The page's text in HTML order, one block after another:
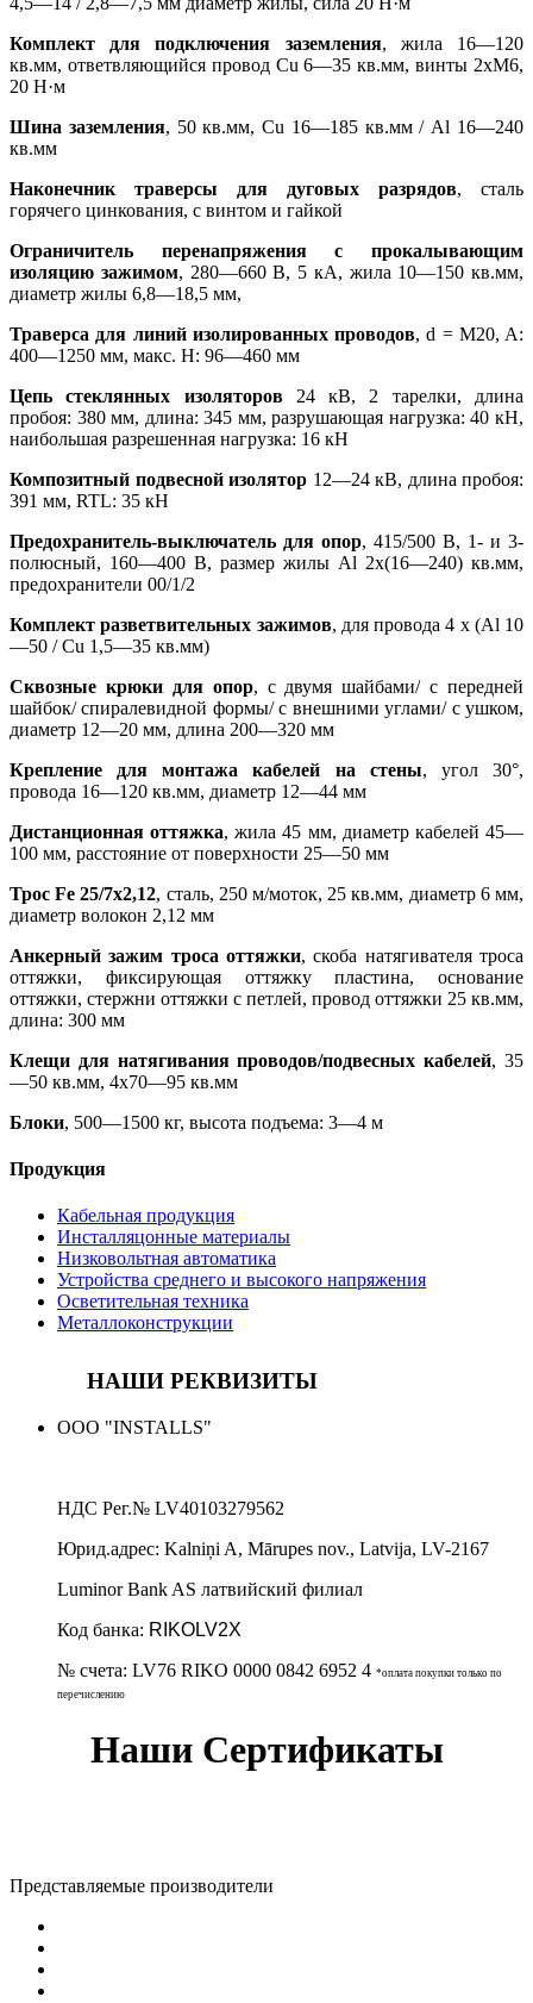
Комплект для подключения заземления, жила 16—120
кв.мм, ответвляющийся провод Cu 6—35 кв.мм, винты 2xM6,
20 Н·м
Шина заземления, 50 кв.мм, Cu 16—185 кв.мм / Al 16—240
кв.мм
Наконечник траверсы для дуговых разрядов, сталь
горячего цинкования, с винтом и гайкой
Ограничитель перенапряжения с прокалывающим
изоляцию зажимом, 280—660 В, 5 кА, жила 10—150 кв.мм,
диаметр жилы 6,8—18,5 мм,
Траверса для линий изолированных проводов, d = M20, A:
400—1250 мм, макс. H: 96—460 мм
Цепь стеклянных изоляторов24 кВ, 2 тарелки, длина
пробоя: 380 мм, длина: 345 мм, разрушающая нагрузка: 40 кН,
наибольшая разрешенная нагрузка: 16 кН
Композитный подвесной изолятор 12—24 кВ, длина пробоя:
391 мм, RTL: 35 кН
Предохранитель-выключатель для опор, 415/500 В, 1- и 3-
полюсный, 160—400 В, размер жилы Al 2x(16—240) кв.мм,
предохранители 00/1/2
Комплект разветвительных зажимов, для провода 4 x (Al 10
—50 / Cu 1,5—35 кв.мм)
Сквозные крюки для опор, с двумя шайбами/ с передней
шайбок/ спиралевидной формы/ с внешними углами/ с ушком,
диаметр 12—20 мм, длина 200—320 мм
Крепление для монтажа кабелей на стены, угол 30°,
провода 16—120 кв.мм, диаметр 12—44 мм
Дистанционная оттяжка, жила 45 мм, диаметр кабелей 45—
100 мм, расстояние от поверхности 25—50 мм
Трос Fe 25/7x2,12, сталь, 250 м/моток, 25 кв.мм, диаметр 6 мм,
диаметр волокон 2,12 мм
Анкерный зажим троса оттяжки, скоба натягивателя троса
оттяжки, фиксирующая оттяжку пластина, основание
оттяжки, стержни оттяжки с петлей, провод оттяжки 25 кв.мм,
длина: 300 мм
Клещи для натягивания проводов/подвесных кабелей, 35
—50 кв.мм, 4x70—95 кв.мм
Блоки, 500—1500 кг, высота подъема: 3—4 м
Продукция
Кабельная продукция
Инсталляцонные материалы
Низковольтная автоматика
Устройства среднего и высокого напряжения
Осветительная техника
Металлоконструкции
НАШИ РЕКВИЗИТЫ
ООО "INSTALLS"
НДС Рег.№ LV40103279562
Юрид.адрес: Kalniņi A, Mārupes nov., Latvija, LV-2167
Luminor Bank AS латвийский филиал
Код банка: RIKOLV2X
№ счета: LV76 RIKO 0000 0842 6952 4 *оплата покупки только по
перечислению
Наши Сертификаты
Представляемые производители